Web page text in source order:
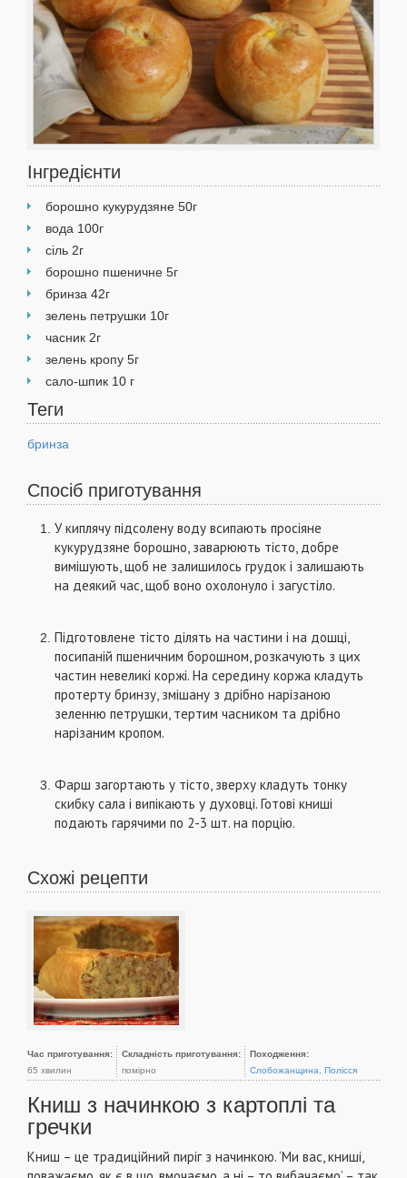
Інгредієнти
борошно ку­курудзяне 50г
вода 100г
сіль 2г
борошно пшеничне 5г
бринза 42г
зелень петрушки 10г
часник 2г
зелень кропу 5г
сало-шпик 10 г
Теги
бринза
Спосіб приготування
У киплячу підсолену воду всипають просіяне
кукурудзяне бо­рошно, заварюють тісто, добре
вимішують, щоб не залишилось гру­док і залишають
на деякий час, щоб воно охолонуло і загустіло.
Підготовлене тісто ділять на частини і на дошці,
посипаній пше­ничним борошном, розкачують з цих
частин невеликі коржі. На середину коржа кладуть
протерту бринзу, змішану з дрібно нарізаною
зеленню петрушки, тертим часником та дрібно
нарізаним кропом.
Фарш загортають у тісто, зверху кладуть тонку
скибку сала і випікають у духовці. Готові книші
подають гарячими по 2-3 шт. на порцію.
Схожі рецепти
Час приготування:
65 хвилин
Складність приготування:
помірно
Походження:
Слобожанщина
Полісся
Книш з начинкою з картоплі та
гречки
Книш – це традиційний пиріг з начинкою. ‘Ми вас, книші,